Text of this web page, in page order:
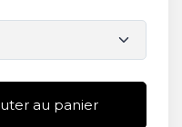
au panier